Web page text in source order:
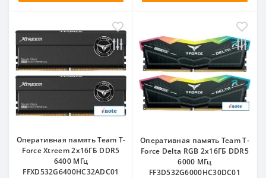
Оперативная память Team T-
Force Xtreem 2x16ГБ DDR5
6400 МГц
FFXD532G6400HC32ADC01
Оперативная память Team T-
Force Delta RGB 2x16ГБ DDR5
6000 МГц
FF3D532G6000HC30DC01